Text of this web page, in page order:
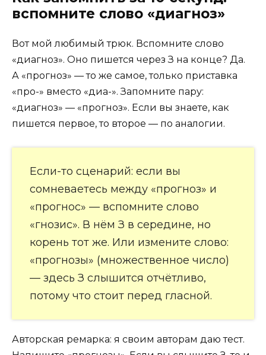
вспомните слово «диагноз»
Вот мой любимый трюк. Вспомните слово
«диагноз». Оно пишется через З на конце? Да.
А «прогноз» — то же самое, только приставка
«про-» вместо «диа-». Запомните пару:
«диагноз» — «прогноз». Если вы знаете, как
пишется первое, то второе — по аналогии.
Если-то сценарий: если вы
сомневаетесь между «прогноз» и
«прогнос» — вспомните слово
«гнозис». В нём З в середине, но
корень тот же. Или измените слово:
«прогнозы» (множественное число)
— здесь З слышится отчётливо,
потому что стоит перед гласной.
Авторская ремарка: я своим авторам даю тест.